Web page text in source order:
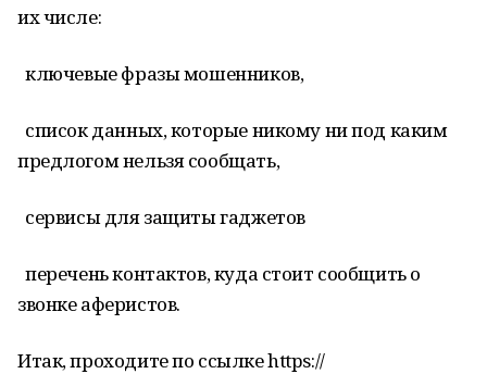
их числе:
ключевые фразы мошенников,
список данных, которые никому ни под каким
предлогом нельзя сообщать,
сервисы для защиты гаджетов
перечень контактов, куда стоит сообщить о
звонке аферистов.
Итак, проходите по ссылке https://